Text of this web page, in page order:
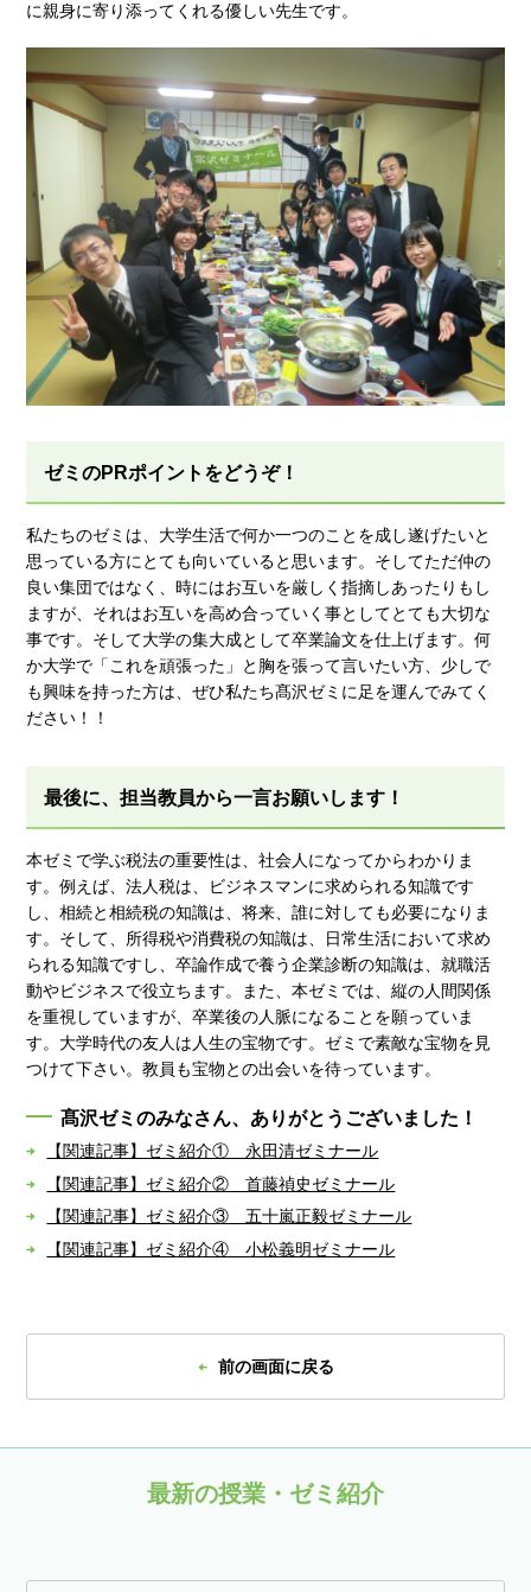
に親身に寄り添ってくれる優しい先生です。
ゼミのPRポイントをどうぞ！
私たちのゼミは、大学生活で何か一つのことを成し遂げたいと
思っている方にとても向いていると思います。そしてただ仲の
良い集団ではなく、時にはお互いを厳しく指摘しあったりもし
ますが、それはお互いを高め合っていく事としてとても大切な
事です。そして大学の集大成として卒業論文を仕上げます。何
か大学で「これを頑張った」と胸を張って言いたい方、少しで
も興味を持った方は、ぜひ私たち髙沢ゼミに足を運んでみてく
ださい！！
最後に、担当教員から一言お願いします！
本ゼミで学ぶ税法の重要性は、社会人になってからわかりま
す。例えば、法人税は、ビジネスマンに求められる知識です
し、相続と相続税の知識は、将来、誰に対しても必要になりま
す。そして、所得税や消費税の知識は、日常生活において求め
られる知識ですし、卒論作成で養う企業診断の知識は、就職活
動やビジネスで役立ちます。また、本ゼミでは、縦の人間関係
を重視していますが、卒業後の人脈になることを願っていま
す。大学時代の友人は人生の宝物です。ゼミで素敵な宝物を見
つけて下さい。教員も宝物との出会いを待っています。
髙沢ゼミのみなさん、ありがとうございました！
【関連記事】ゼミ紹介① 永田清ゼミナール
【関連記事】ゼミ紹介② 首藤禎史ゼミナール
【関連記事】ゼミ紹介③ 五十嵐正毅ゼミナール
【関連記事】ゼミ紹介④ 小松義明ゼミナール
前の画面に戻る
最新の授業・ゼミ紹介